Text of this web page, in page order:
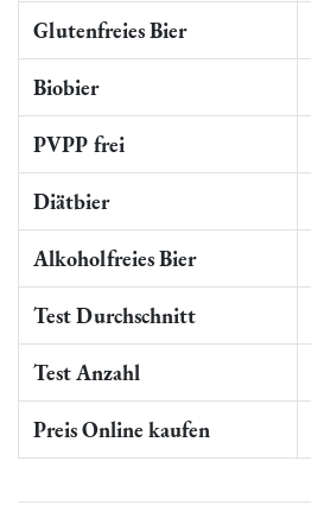
Glutenfreies Bier
Biobier
PVPP frei
Diätbier
Alkoholfreies Bier
Test Durchschnitt
Test Anzahl
Preis Online kaufen